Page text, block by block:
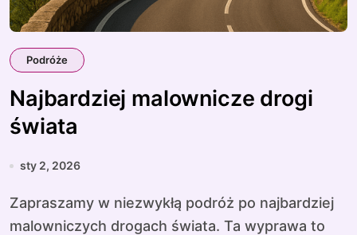
Podróże
Najbardziej malownicze drogi
świata
sty 2, 2026
Zapraszamy w niezwykłą podróż po najbardziej
malowniczych drogach świata. Ta wyprawa to